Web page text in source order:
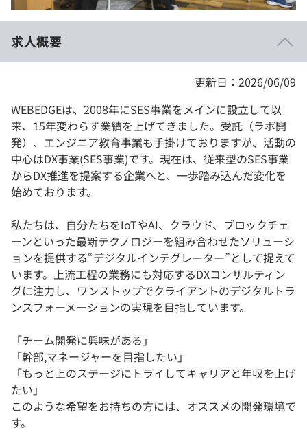
学校向けプラン
契約内容・クーポン
求人概要
更新日：2026/06/09
WEBEDGEは、2008年にSES事業をメインに設立して以
来、15年変わらず業績を上げてきました。受託（ラボ開
発）、エンジニア教育事業も手掛けておりますが、活動の
中心はDX事業(SES事業)です。現在は、従来型のSES事業
からDX推進を提案する企業へと、一歩踏み込んだ変化を
始めております。
私たちは、自分たちをIoTやAI、クラウド、ブロックチェ
ーンといった最新テクノロジーを組み合わせたソリューシ
ョンを提供する“デジタルインテグレーター”として捉えて
います。上流工程の業務にも対応するDXコンサルティン
グに注力し、ワンストップでクライアントのデジタルトラ
ンスフォーメーションの実現を目指しています。
「チーム開発に興味がある」
「幹部,マネージャーを目指したい」
「もっと上のステージにトライしてキャリアと年収を上げ
たい」
このような希望をお持ちの方には、オススメの開発環境で
す。